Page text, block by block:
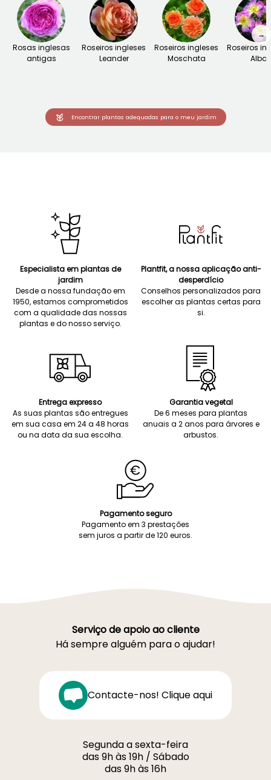
Rosas inglesas
antigas
Roseiros ingleses
Leander
Roseiros ingleses
Moschata
Roseiros
Alba
→
Encontrar plantas adequadas para o meu jardim
Especialista em plantas de
jardim
Desde a nossa fundação em
1950, estamos comprometidos
com a qualidade das nossas
plantas e do nosso serviço.
Plantfit, a nossa aplicação anti-
desperdício
Conselhos personalizados para
escolher as plantas certas para
si.
Entrega expresso
As suas plantas são entregues
em sua casa em 24 a 48 horas
ou na data da sua escolha.
Garantia vegetal
De 6 meses para plantas
anuais a 2 anos para árvores e
arbustos.
Pagamento seguro
Pagamento em 3 prestações
sem juros a partir de 120 euros.
Serviço de apoio ao cliente
Há sempre alguém para o ajudar!
Contacte-nos! Clique aqui
Segunda a sexta-feira
das 9h às 19h / Sábado
das 9h às 16h